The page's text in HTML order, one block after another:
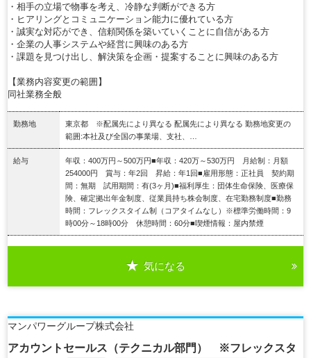
・相手の立場で物事を考え、冷静な判断ができる方
・ヒアリングとコミュニケーション能力に優れている方
・誠実な対応ができ、信頼関係を築いていくことに自信がある方
・企業の人事システムや経営に興味のある方
・課題を見つけ出し、解決策を企画・提案することに興味のある方
【業務内容変更の範囲】
同社業務全般
勤務地
東京都 ※配属先により異なる 配属先により異なる 勤務地変更の
範囲:本社及び全国の事業場、支社、…
給与
年収：400万円～500万円■年収：420万～530万円 月給制：月額
254000円 賞与：年2回 昇給：年1回■雇用形態：正社員 契約期
間：無期 試用期間：有(3ヶ月)■福利厚生：団体生命保険、医療保
険、確定拠出年金制度、従業員持ち株会制度、在宅勤務制度■勤務
時間：フレックスタイム制（コアタイムなし）※標準労働時間：9
時00分～18時00分 休憩時間：60分■喫煙情報：屋内禁煙
気になる
マンパワーグループ株式会社
アカウントセールス（テクニカル部門） ※フレックスタ